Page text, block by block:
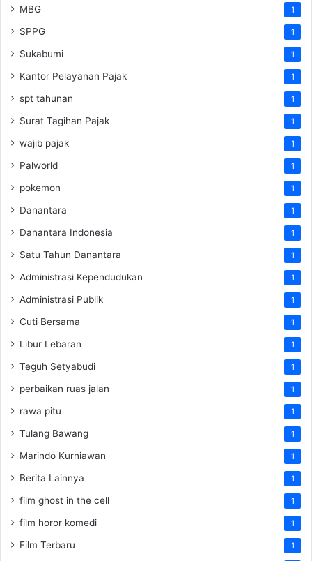
MBG 1
SPPG 1
Sukabumi 1
Kantor Pelayanan Pajak 1
spt tahunan 1
Surat Tagihan Pajak 1
wajib pajak 1
Palworld 1
pokemon 1
Danantara 1
Danantara Indonesia 1
Satu Tahun Danantara 1
Administrasi Kependudukan 1
Administrasi Publik 1
Cuti Bersama 1
Libur Lebaran 1
Teguh Setyabudi 1
perbaikan ruas jalan 1
rawa pitu 1
Tulang Bawang 1
Marindo Kurniawan 1
Berita Lainnya 1
film ghost in the cell 1
film horor komedi 1
Film Terbaru 1